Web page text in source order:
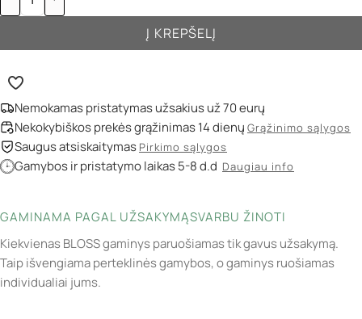
Į KREPŠELĮ
Nemokamas pristatymas užsakius už 70 eurų
Nekokybiškos prekės grąžinimas 14 dienų Grąžinimo sąlygos
Saugus atsiskaitymas Pirkimo sąlygos
Gamybos ir pristatymo laikas 5-8 d.d Daugiau info
GAMINAMA PAGAL UŽSAKYMĄSVARBU ŽINOTI
Kiekvienas BLOSS gaminys paruošiamas tik gavus užsakymą.
Taip išvengiama perteklinės gamybos, o gaminys ruošiamas
individualiai jums.